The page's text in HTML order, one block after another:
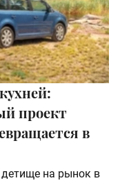
проект
в
детище на рынок в